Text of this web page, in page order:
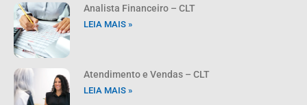
Analista Financeiro – CLT
LEIA MAIS »
Atendimento e Vendas – CLT
LEIA MAIS »